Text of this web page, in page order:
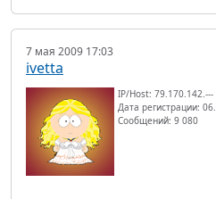
7 мая 2009 17:03
ivetta
IP/Host: 79.170.142.---
Дата регистрации:
Сообщений: 9 080